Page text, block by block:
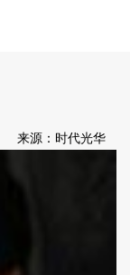
来源：时代光华